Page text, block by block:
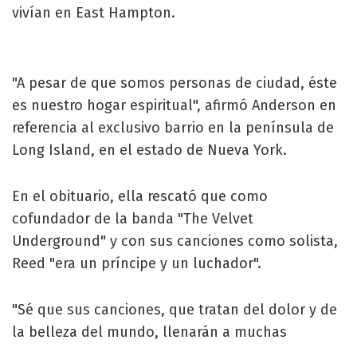
vivían en East Hampton.
"A pesar de que somos personas de ciudad, éste
es nuestro hogar espiritual", afirmó Anderson en
referencia al exclusivo barrio en la península de
Long Island, en el estado de Nueva York.
En el obituario, ella rescató que como
cofundador de la banda "The Velvet
Underground" y con sus canciones como solista,
Reed "era un príncipe y un luchador".
"Sé que sus canciones, que tratan del dolor y de
la belleza del mundo, llenarán a muchas